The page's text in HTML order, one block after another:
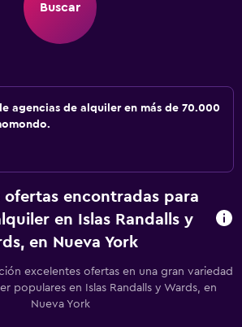
Buscar
agencias de alquiler en más de 70.000
ofertas encontradas para
en Islas Randalls y
en Nueva York
excelentes ofertas en una gran variedad
populares en Islas Randalls y Wards, en
Nueva York